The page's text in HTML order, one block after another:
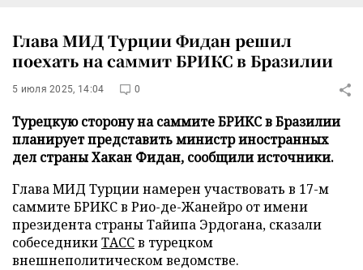
Глава МИД Турции Фидан решил
поехать на саммит БРИКС в Бразилии
5 июля 2025, 14:04 0
Турецкую сторону на саммите БРИКС в Бразилии
планирует представить министр иностранных
дел страны Хакан Фидан, сообщили источники.
Глава МИД Турции намерен участвовать в 17-м
саммите БРИКС в Рио-де-Жанейро от имени
президента страны Тайипа Эрдогана, сказали
собеседникиТАССв турецком
внешнеполитическом ведомстве.